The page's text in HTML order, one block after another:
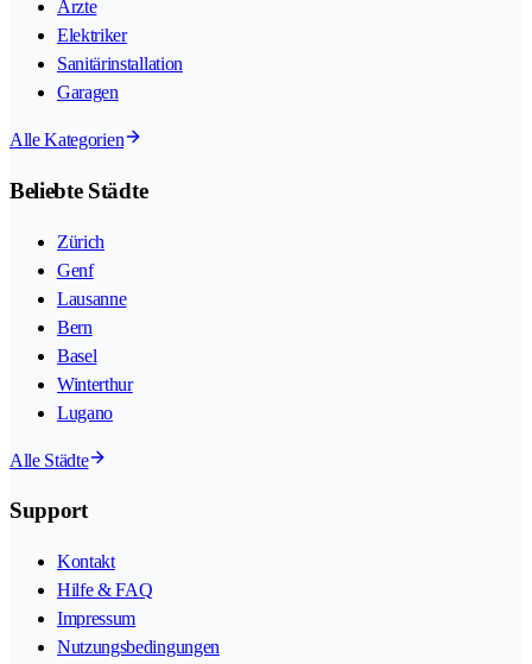
Ärzte
Elektriker
Sanitärinstallation
Garagen
Alle Kategorien
Beliebte Städte
Zürich
Genf
Lausanne
Bern
Basel
Winterthur
Lugano
Alle Städte
Support
Kontakt
Hilfe & FAQ
Impressum
Nutzungsbedingungen